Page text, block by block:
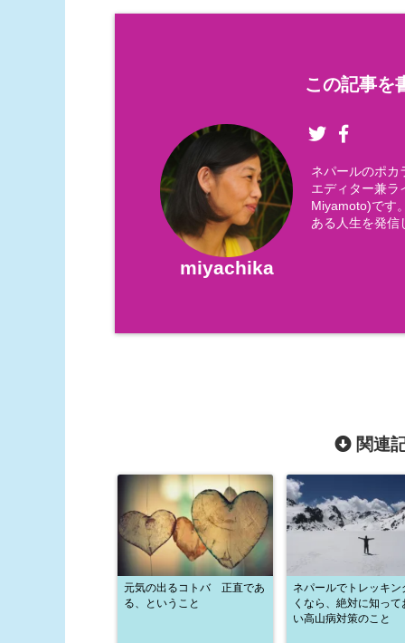
この記事を
miyachika
ネパールのポカ
エディター兼ラ
Miyamoto)です
ある人生を発信
関連
元気の出るコトバ 正直であ
る、ということ
ネパールでトレッキン
くなら、絶対に知って
い高山病対策のこと